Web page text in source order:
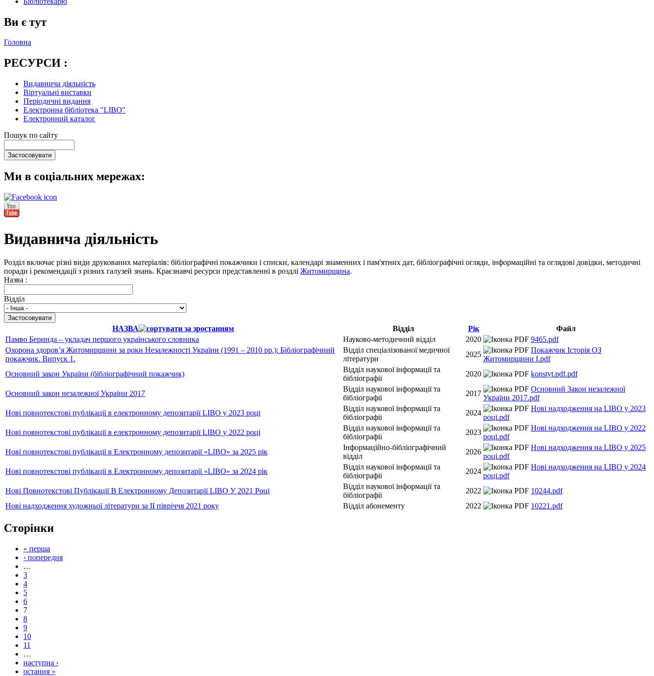
Ви є тут
Головна
РЕСУРСИ :
Видавнича діяльність
Віртуальні виставки
Періодичні видання
Електронна бібліотека "LIBO"
Електронний каталог
Пошук по сайту
Ми в соціальних мережах:
Видавнича діяльність
Розділ включає різні види друкованих матеріалів: бібліографічні покажчики і списки, календарі знаменних і пам'ятних дат, бібліографічні огляди, інформаційні та оглядові довідки, методичні
поради і рекомендації з різних галузей знань. Краєзнавчі ресурси представленні в роздлі Житомирщина.
Назва :
Відділ
НАЗВА Відділ Рік
Файл
Памво Беринда – укладач першого українського словника
Науково-методичний відділ 2020
9465.pdf
Охорона здоров’я Житомирщини за роки Незалежності України (1991 – 2010 рр.): Бібліографічний
покажчик. Випуск 1.
Відділ спеціалізованої медичної
літератури
2025
Покажчик Історія ОЗ
Житомирщини І.pdf
Основний закон України (бібліографічний покажчик)
Відділ наукової інформації та
бібліографіі
2020 konstyt.pdf.pdf
Основний закон незалежної України 2017
Відділ наукової інформації та
бібліографіі
2017
Основний Закон незалежної
України 2017.pdf
Нові повнотекстові публікації в електронному депозитарії LIBO у 2023 році
Відділ наукової інформації та
бібліографіі
2024
Нові надходження на LIBO у 2023
році.pdf
Нові повнотекстові публікації в електронному депозитарії LIBO у 2022 році
Відділ наукової інформації та
бібліографіі
2023
Нові надходження на LIBO у 2022
році.pdf
Нові повнотекстові публікації в Електронному депозитарії «LIBO» за 2025 рік
Інформаційно-бібліографічний
відділ
2026
Нові надходження на LIBO у 2025
році.pdf
Нові повнотекстові публікації в Електронному депозитарії «LIBO» за 2024 рік
Відділ наукової інформації та
бібліографіі
2024
Нові надходження на LIBO у 2024
році.pdf
Нові Повнотекстові Публікації В Електронному Депозитарії LIBO У 2021 Році
Відділ наукової інформації та
бібліографіі
2022
10244.pdf
Нові надходження художньої літератури за ІІ півріччя 2021 року
Відділ абонементу 2022 10221.pdf
Сторінки
« перша
‹ попередня
…
3
4
5
6
7
8
9
10
11
…
наступна ›
остання »